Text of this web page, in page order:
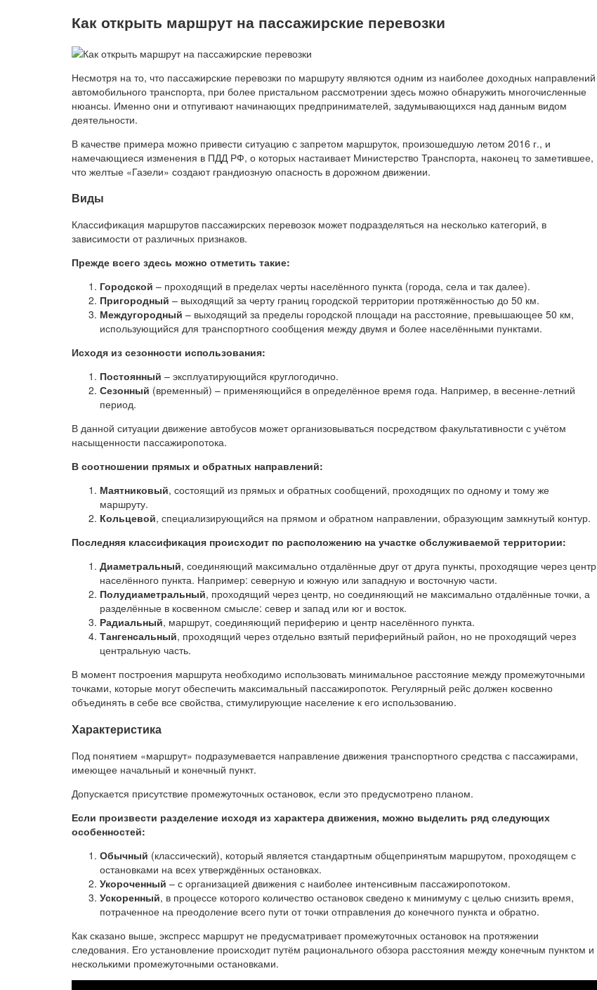
Как открыть маршрут на пассажирские перевозки
Несмотря на то, что пассажирские перевозки по маршруту являются одним из наиболее доходных направлений
автомобильного транспорта, при более пристальном рассмотрении здесь можно обнаружить многочисленные
нюансы. Именно они и отпугивают начинающих предпринимателей, задумывающихся над данным видом
деятельности.
В качестве примера можно привести ситуацию с запретом маршруток, произошедшую летом 2016 г., и
намечающиеся изменения в ПДД РФ, о которых настаивает Министерство Транспорта, наконец то заметившее,
что желтые «Газели» создают грандиозную опасность в дорожном движении.
Виды
Классификация маршрутов пассажирских перевозок может подразделяться на несколько категорий, в
зависимости от различных признаков.
Прежде всего здесь можно отметить такие:
Городской – проходящий в пределах черты населённого пункта (города, села и так далее).
Пригородный – выходящий за черту границ городской территории протяжённостью до 50 км.
Междугородный – выходящий за пределы городской площади на расстояние, превышающее 50 км,
использующийся для транспортного сообщения между двумя и более населёнными пунктами.
Исходя из сезонности использования:
Постоянный – эксплуатирующийся круглогодично.
Сезонный (временный) – применяющийся в определённое время года. Например, в весенне-летний
период.
В данной ситуации движение автобусов может организовываться посредством факультативности с учётом
насыщенности пассажиропотока.
В соотношении прямых и обратных направлений:
Маятниковый, состоящий из прямых и обратных сообщений, проходящих по одному и тому же
маршруту.
Кольцевой, специализирующийся на прямом и обратном направлении, образующим замкнутый контур.
Последняя классификация происходит по расположению на участке обслуживаемой территории:
Диаметральный, соединяющий максимально отдалённые друг от друга пункты, проходящие через центр
населённого пункта. Например: северную и южную или западную и восточную части.
Полудиаметральный, проходящий через центр, но соединяющий не максимально отдалённые точки, а
разделённые в косвенном смысле: север и запад или юг и восток.
Радиальный, маршрут, соединяющий периферию и центр населённого пункта.
Тангенсальный, проходящий через отдельно взятый периферийный район, но не проходящий через
центральную часть.
В момент построения маршрута необходимо использовать минимальное расстояние между промежуточными
точками, которые могут обеспечить максимальный пассажиропоток. Регулярный рейс должен косвенно
объединять в себе все свойства, стимулирующие население к его использованию.
Характеристика
Под понятием «маршрут» подразумевается направление движения транспортного средства с пассажирами,
имеющее начальный и конечный пункт.
Допускается присутствие промежуточных остановок, если это предусмотрено планом.
Если произвести разделение исходя из характера движения, можно выделить ряд следующих
особенностей:
Обычный (классический), который является стандартным общепринятым маршрутом, проходящем с
остановками на всех утверждённых остановках.
Укороченный – с организацией движения с наиболее интенсивным пассажиропотоком.
Ускоренный, в процессе которого количество остановок сведено к минимуму с целью снизить время,
потраченное на преодоление всего пути от точки отправления до конечного пункта и обратно.
Как сказано выше, экспресс маршрут не предусматривает промежуточных остановок на протяжении
следования. Его установление происходит путём рационального обзора расстояния между конечным пунктом и
несколькими промежуточными остановками.